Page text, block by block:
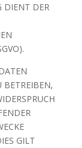
DIENT DER
BETREIBEN,
GILT